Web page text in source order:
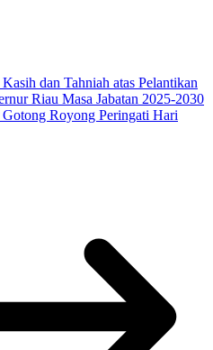
dan Tahniah atas Pelantikan
Riau Masa Jabatan 2025-2030
Royong Peringati Hari